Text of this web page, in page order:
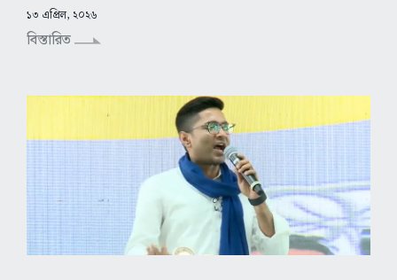
১৩ এপ্রিল, ২০২৬
বিস্তারিত